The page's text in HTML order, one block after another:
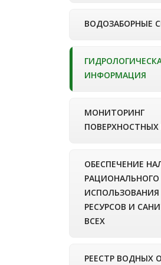
ВОДОЗАБОРНЫЕ
ИНФОРМАЦИЯ
МОНИТОРИНГ
ОБЕСПЕЧЕНИЕ
РАЦИОНАЛЬНОГО
РЕСУРСОВ И
ВСЕХ
РЕЕСТР ВОДНЫХ